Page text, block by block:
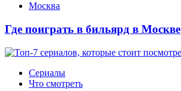
Москва
Где поиграть в бильярд в Москве
Сериалы
Что смотреть